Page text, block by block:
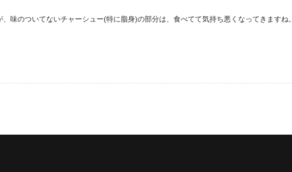
味のついてないチャーシュー(特に脂身)の部分は、食べてて気持ち悪くなってきますね。